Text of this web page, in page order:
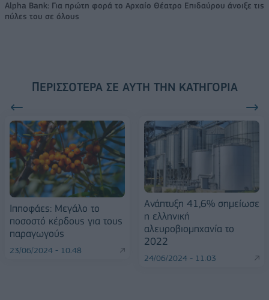
Alpha Bank: Για πρώτη φορά το Αρχαίο Θέατρο Επιδαύρου άνοιξε τις
πύλες του σε όλους
ΠΕΡΙΣΣΌΤΕΡΑ ΣΕ ΑΥΤΉ ΤΗΝ ΚΑΤΗΓΟΡΊΑ
Ιπποφάες: Μεγάλο το
ποσοστό κέρδους για τους
παραγωγούς
23/06/2024 - 10:48
Ανάπτυξη 41,6% σημείωσε
η ελληνική
αλευροβιομηχανία το
2022
24/06/2024 - 11:03